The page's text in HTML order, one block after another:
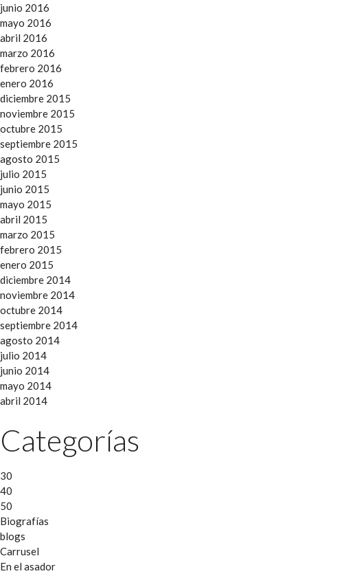
junio 2016
mayo 2016
abril 2016
marzo 2016
febrero 2016
enero 2016
diciembre 2015
noviembre 2015
octubre 2015
septiembre 2015
agosto 2015
julio 2015
junio 2015
mayo 2015
abril 2015
marzo 2015
febrero 2015
enero 2015
diciembre 2014
noviembre 2014
octubre 2014
septiembre 2014
agosto 2014
julio 2014
junio 2014
mayo 2014
abril 2014
Categorías
30
40
50
Biografías
blogs
Carrusel
En el asador